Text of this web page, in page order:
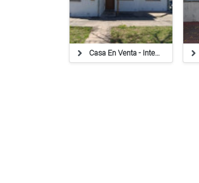
Casa En Venta - Intendente Gimenez 693